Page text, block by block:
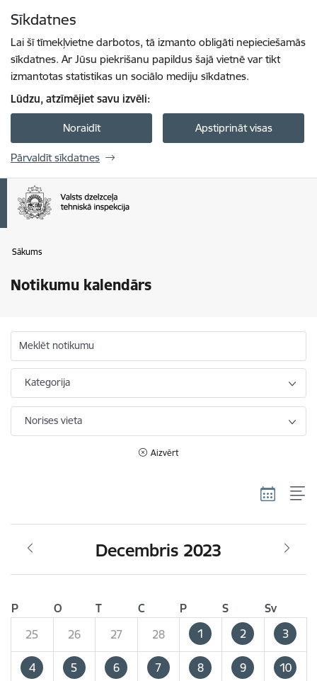
Sīkdatnes
Lai šī tīmekļvietne darbotos, tā izmanto obligāti nepieciešamās
sīkdatnes. Ar Jūsu piekrišanu papildus šajā vietnē var tikt
izmantotas statistikas un sociālo mediju sīkdatnes.
Lūdzu, atzīmējiet savu izvēli:
Noraidīt Apstiprināt visas
Pārvaldīt sīkdatnes
Sākums
Notikumu kalendārs
Meklēt notikumu
Kategorija
Norises vieta
Aizvērt
Decembris 2023
P O T C P S
Sv
25
26 27 28 1 2 3
4 5 6 7 8 9 10